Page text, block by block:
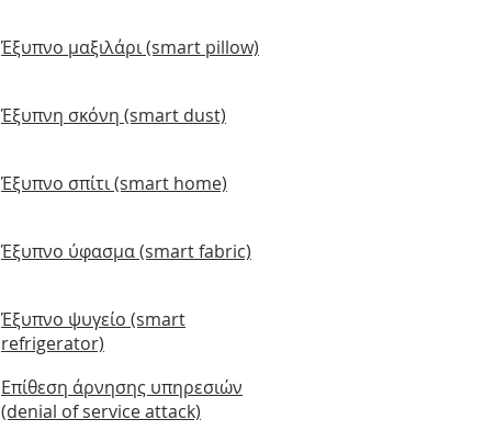
Έξυπνο μαξιλάρι (smart pillow)
Έξυπνη σκόνη (smart dust)
Έξυπνο σπίτι (smart home)
Έξυπνο ύφασμα (smart fabric)
Έξυπνο ψυγείο (smart
refrigerator)
Επίθεση άρνησης υπηρεσιών
(denial of service attack)